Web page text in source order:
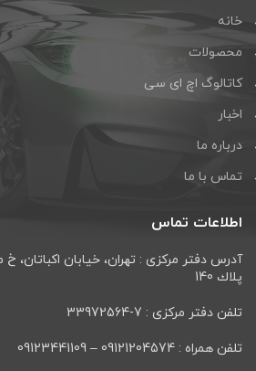
خانه
محصولات
کاتالوگ اچ ای سی
اخبار
درباره ما
تماس با ما
اطلاعات تماس
آدرس دفتر مرکزی : تهران، خيابان اكباتان،
پلاك 140
تلفن دفتر مرکزی : 7-33972564
تلفن همراه : 09121204574 – 09123441109